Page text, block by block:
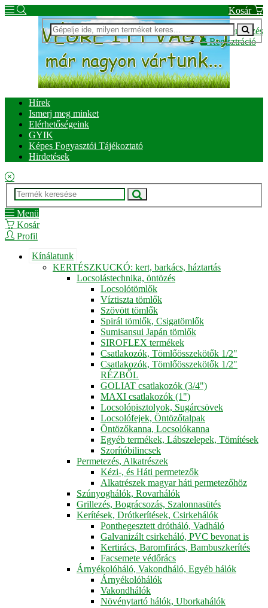
Kosár
Bejelentkezés
Regisztráció
Hírek
Ismerj meg minket
Elérhetőségeink
GYIK
Képes Fogyasztói Tájékoztató
Hirdetések
Menü
Kosár
Profil
Kínálatunk
KERTÉSZKUCKÓ: kert, barkács, háztartás
Locsolástechnika, öntözés
Locsolótömlők
Víztiszta tömlők
Szövött tömlők
Spirál tömlők, Csigatömlők
Sumisansui Japán tömlők
SIROFLEX termékek
Csatlakozók, Tömlőösszekötők 1/2"
Csatlakozók, Tömlőösszekötők 1/2"
RÉZBŐL
GOLIAT csatlakozók (3/4")
MAXI csatlakozók (1")
Locsolópisztolyok, Sugárcsövek
Locsolófejek, Öntözőtalpak
Öntözőkanna, Locsolókanna
Egyéb termékek, Lábszelepek, Tömítések
Szorítóbilincsek
Permetezés, Alkatrészek
Kézi-, és Háti permetezők
Alkatrészek magyar háti permetezőhöz
Szúnyoghálók, Rovarhálók
Grillezés, Bográcsozás, Szalonnasütés
Kerítések, Drótkerítések, Csirkehálók
Ponthegesztett drótháló, Vadháló
Galvanizált csirkeháló, PVC bevonat is
Kertirács, Baromfirács, Bambuszkerítés
Facsemete védőrács
Árnyékolóháló, Vakondháló, Egyéb hálók
Árnyékolóhálók
Vakondhálók
Növénytartó hálók, Uborkahálók